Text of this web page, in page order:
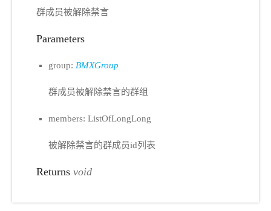
群成员被解除禁言
Parameters
group: BMXGroup
群成员被解除禁言的群组
members: ListOfLongLong
被解除禁言的群成员id列表
Returns void